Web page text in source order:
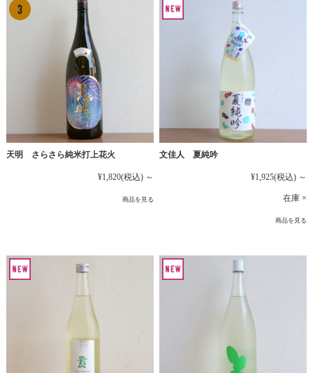
天明 さらさら純米打上花火
¥1,820(税込) ～
商品を見る
文佳人 夏純吟
¥1,925(税込) ～
在庫 ×
商品を見る